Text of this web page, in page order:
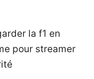
la f1 en
pour streamer